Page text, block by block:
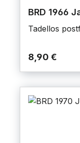
BRD 1966
Tadellos
8,90 €